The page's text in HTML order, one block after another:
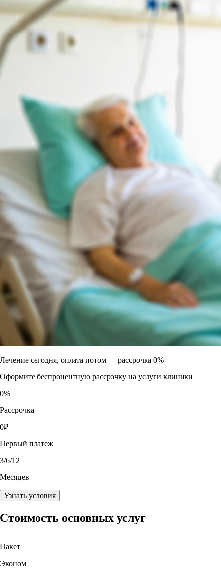
Лечение сегодня, оплата потом — рассрочка 0%
Оформите беспроцентную рассрочку на услуги клиники
0%
Рассрочка
0₽
Первый платеж
3/6/12
Месяцев
Узнать условия
Стоимость основных услуг
Пакет
Эконом